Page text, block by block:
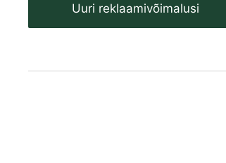
Uuri reklaamivõimalusi